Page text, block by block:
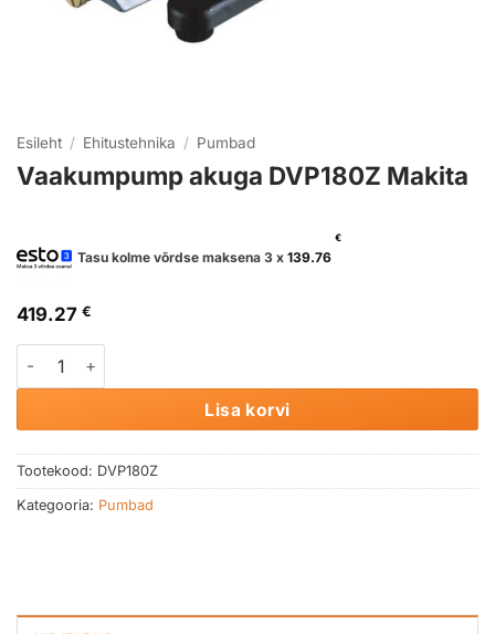
Esileht / Ehitustehnika / Pumbad
Vaakumpump akuga DVP180Z Makita
Tasu kolme võrdse maksena 3 x 139.76
€
419.27 €
Vaakumpump akuga DVP180Z Makita kogus
Lisa korvi
Tootekood: DVP180Z
Kategooria: Pumbad